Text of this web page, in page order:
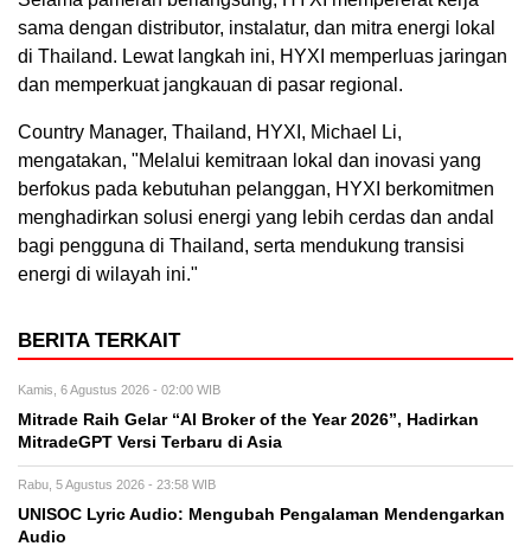
sama dengan distributor, instalatur, dan mitra energi lokal
di Thailand. Lewat langkah ini, HYXI memperluas jaringan
dan memperkuat jangkauan di pasar regional.
Country Manager, Thailand, HYXI, Michael Li,
mengatakan, "Melalui kemitraan lokal dan inovasi yang
berfokus pada kebutuhan pelanggan, HYXI berkomitmen
menghadirkan solusi energi yang lebih cerdas dan andal
bagi pengguna di Thailand, serta mendukung transisi
energi di wilayah ini."
BERITA TERKAIT
Kamis, 6 Agustus 2026 - 02:00 WIB
Mitrade Raih Gelar “AI Broker of the Year 2026”, Hadirkan
MitradeGPT Versi Terbaru di Asia
Rabu, 5 Agustus 2026 - 23:58 WIB
UNISOC Lyric Audio: Mengubah Pengalaman Mendengarkan
Audio